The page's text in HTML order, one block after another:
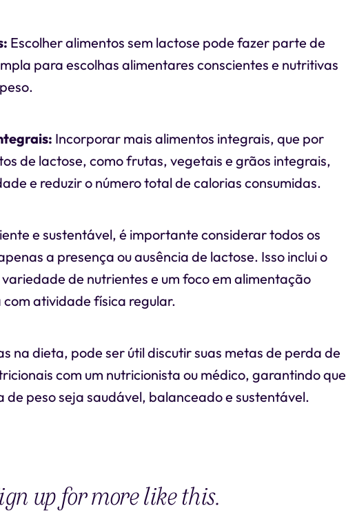
Escolher alimentos sem lactose pode fazer parte de
para escolhas alimentares conscientes e nutritivas
Incorporar mais alimentos integrais, que por
de lactose, como frutas, vegetais e grãos integrais,
e reduzir o número total de calorias consumidas.
e sustentável, é importante considerar todos os
a presença ou ausência de lactose. Isso inclui o
de nutrientes e um foco em alimentação
atividade física regular.
na dieta, pode ser útil discutir suas metas de perda de
com um nutricionista ou médico, garantindo que
peso seja saudável, balanceado e sustentável.
up for more like this.